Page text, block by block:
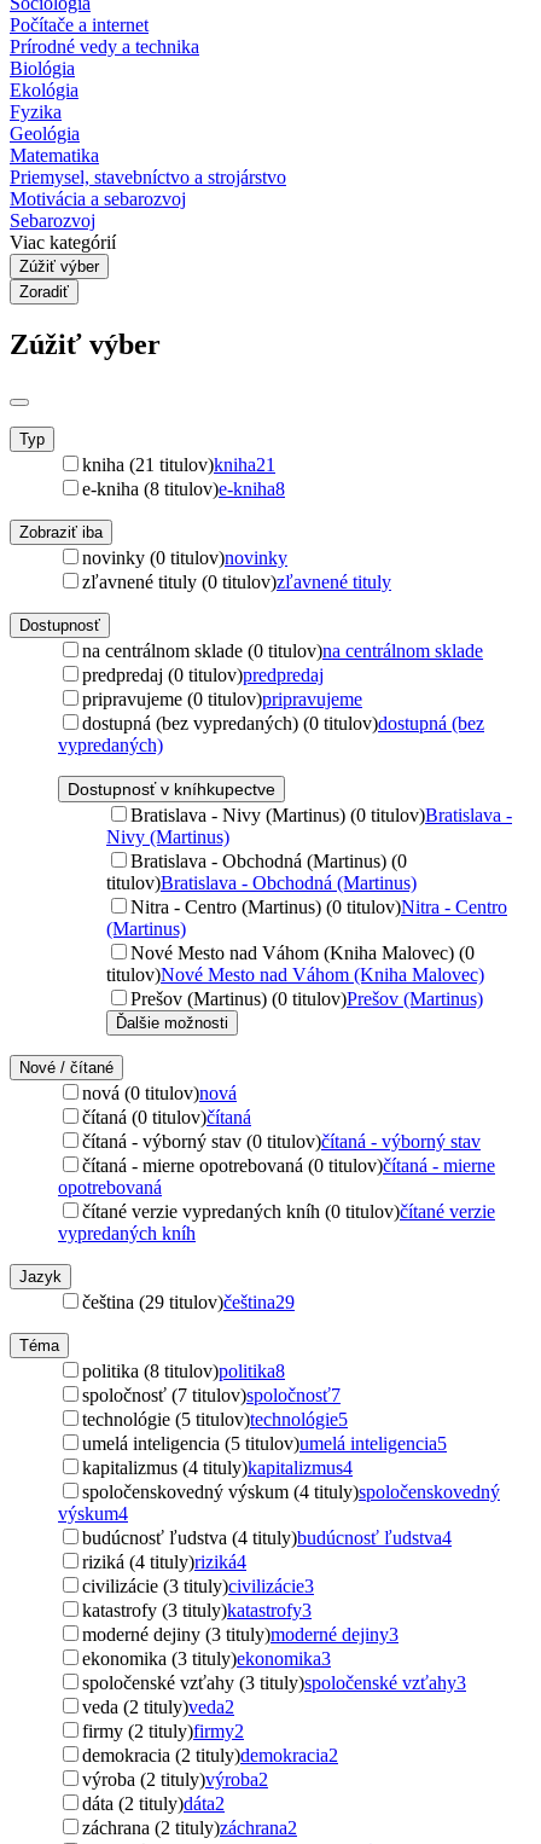
Počítače a internet
Prírodné vedy a technika
Biológia
Ekológia
Fyzika
Geológia
Matematika
Priemysel, stavebníctvo a strojárstvo
Motivácia a sebarozvoj
Sebarozvoj
Viac kategórií
Zúžiť výber
Zoradiť
Zúžiť výber
Typ
kniha (21 titulov)kniha21
e-kniha (8 titulov)e-kniha8
Zobraziť iba
novinky (0 titulov)novinky
zľavnené tituly (0 titulov)zľavnené tituly
Dostupnosť
na centrálnom sklade (0 titulov)na centrálnom sklade
predpredaj (0 titulov)predpredaj
pripravujeme (0 titulov)pripravujeme
dostupná (bez vypredaných) (0 titulov)dostupná (bez
vypredaných)
Dostupnosť v kníhkupectve
Bratislava - Nivy (Martinus) (0 titulov)Bratislava -
Nivy (Martinus)
Bratislava - Obchodná (Martinus) (0
titulov)Bratislava - Obchodná (Martinus)
Nitra - Centro (Martinus) (0 titulov)Nitra - Centro
(Martinus)
Nové Mesto nad Váhom (Kniha Malovec) (0
titulov)Nové Mesto nad Váhom (Kniha Malovec)
Prešov (Martinus) (0 titulov)Prešov (Martinus)
Ďalšie možnosti
Nové / čítané
nová (0 titulov)nová
čítaná (0 titulov)čítaná
čítaná - výborný stav (0 titulov)čítaná - výborný stav
čítaná - mierne opotrebovaná (0 titulov)čítaná - mierne
opotrebovaná
čítané verzie vypredaných kníh (0 titulov)čítané verzie
vypredaných kníh
Jazyk
čeština (29 titulov)čeština29
Téma
politika (8 titulov)politika8
spoločnosť (7 titulov)spoločnosť7
technológie (5 titulov)technológie5
umelá inteligencia (5 titulov)umelá inteligencia5
kapitalizmus (4 tituly)kapitalizmus4
spoločenskovedný výskum (4 tituly)spoločenskovedný
výskum4
budúcnosť ľudstva (4 tituly)budúcnosť ľudstva4
riziká (4 tituly)riziká4
civilizácie (3 tituly)civilizácie3
katastrofy (3 tituly)katastrofy3
moderné dejiny (3 tituly)moderné dejiny3
ekonomika (3 tituly)ekonomika3
spoločenské vzťahy (3 tituly)spoločenské vzťahy3
veda (2 tituly)veda2
firmy (2 tituly)firmy2
demokracia (2 tituly)demokracia2
výroba (2 tituly)výroba2
dáta (2 tituly)dáta2
záchrana (2 tituly)záchrana2